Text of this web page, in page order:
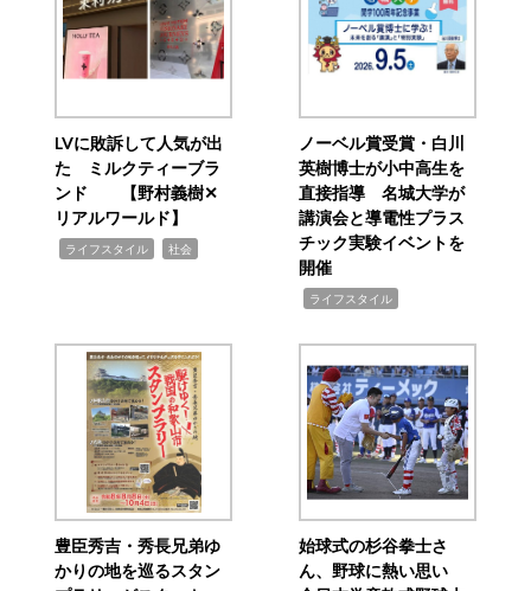
LVに敗訴して人気が出
た ミルクティーブラ
ンド 【野村義樹✕
リアルワールド】
ライフスタイル 社会
ノーベル賞受賞・白川
英樹博士が小中高生を
直接指導 名城大学が
講演会と導電性プラス
チック実験イベントを
開催
ライフスタイル
豊臣秀吉・秀長兄弟ゆ
かりの地を巡るスタン
始球式の杉谷拳士さ
ん、野球に熱い思い